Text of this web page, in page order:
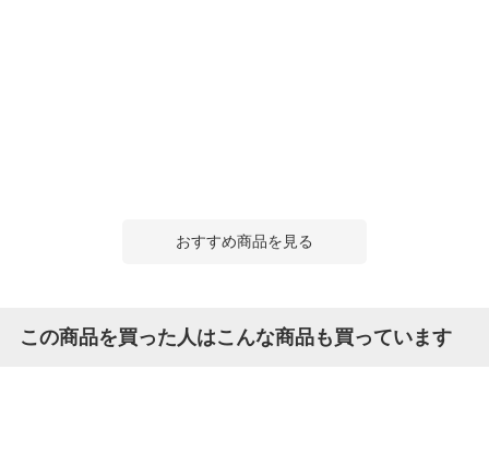
おすすめ商品を見る
この商品を買った人はこんな商品も買っています